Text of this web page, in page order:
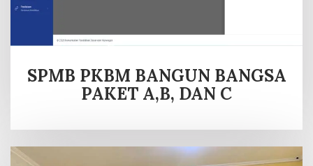
SPMB PKBM BANGUN BANGSA
PAKET A,B, DAN C